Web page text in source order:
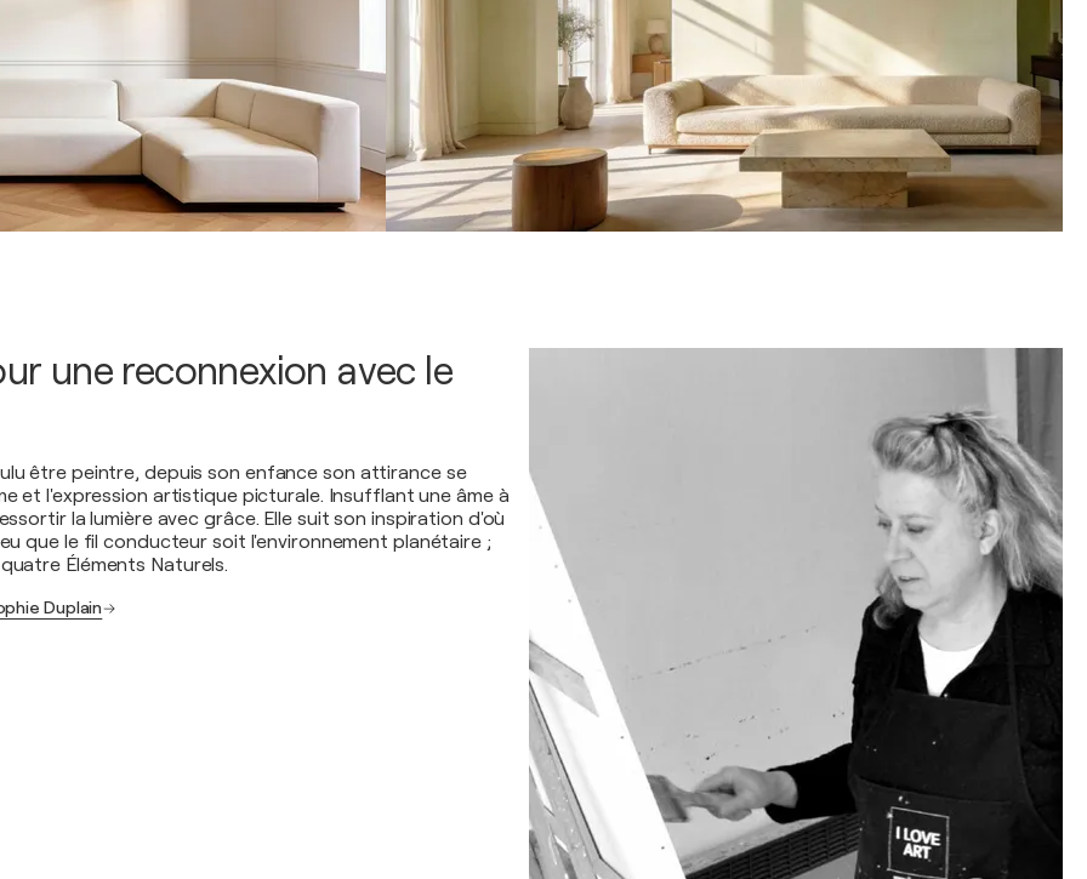
une reconnexion avec le
être peintre, depuis son enfance son attirance se
et l'expression artistique picturale. Insufflant une âme à
la lumière avec grâce. Elle suit son inspiration d'où
que le fil conducteur soit l'environnement planétaire ;
Éléments Naturels.
Duplain